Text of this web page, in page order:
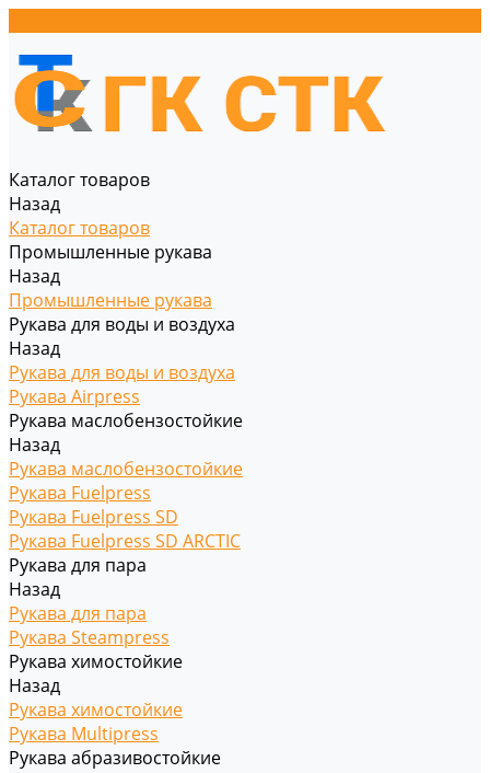
Каталог товаров
Назад
Каталог товаров
Промышленные рукава
Назад
Промышленные рукава
Рукава для воды и воздуха
Назад
Рукава для воды и воздуха
Рукава Airpress
Рукава маслобензостойкие
Назад
Рукава маслобензостойкие
Рукава Fuelpress
Рукава Fuelpress SD
Рукава Fuelpress SD ARCTIC
Рукава для пара
Назад
Рукава для пара
Рукава Steampress
Рукава химостойкие
Назад
Рукава химостойкие
Рукава Multipress
Рукава абразивостойкие